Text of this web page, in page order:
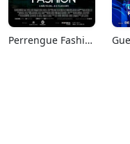
Perrengue Fashion